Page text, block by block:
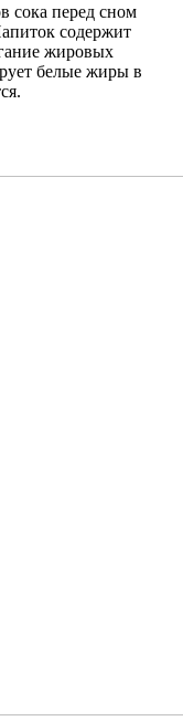
сока перед сном
содержит
жировых
белые жиры в